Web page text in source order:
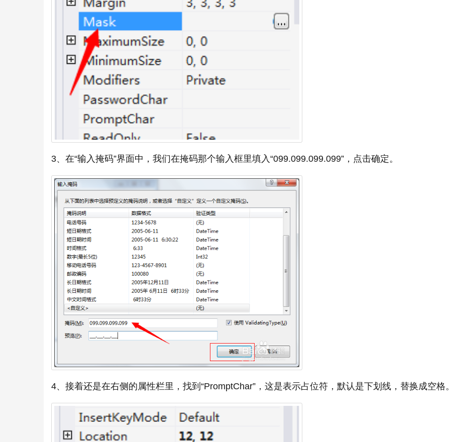
3、在“输入掩码”界面中，我们在掩码那个输入框里填入“099.099.099.099”，点击确定。
4、接着还是在右侧的属性栏里，找到“PromptChar”，这是表示占位符，默认是下划线，替换成空格